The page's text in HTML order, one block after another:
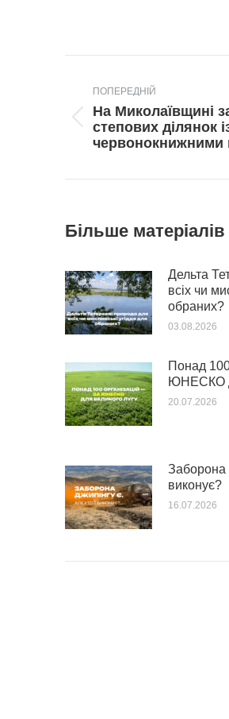
navigation
ПОПЕРЕДНІЙ
Попередній
пост:
На Миколаївщині
степових ділянок
червонокнижними
Більше матеріалів
Дельта
всіх чи
обраних?
03.08.2026
Понад
ЮНЕСКО
20.07.2026
Заборона
виконує?
16.07.2026